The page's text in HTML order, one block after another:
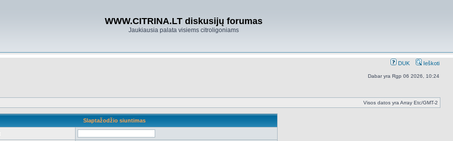
WWW.CITRINA.LT diskusijų forumas
Jaukiausia palata visiems citroligoniams
DUK Ieškoti
Dabar yra Rgp 06 2026, 10:24
Visos datos yra Array Etc/GMT-2
Slaptažodžio siuntimas